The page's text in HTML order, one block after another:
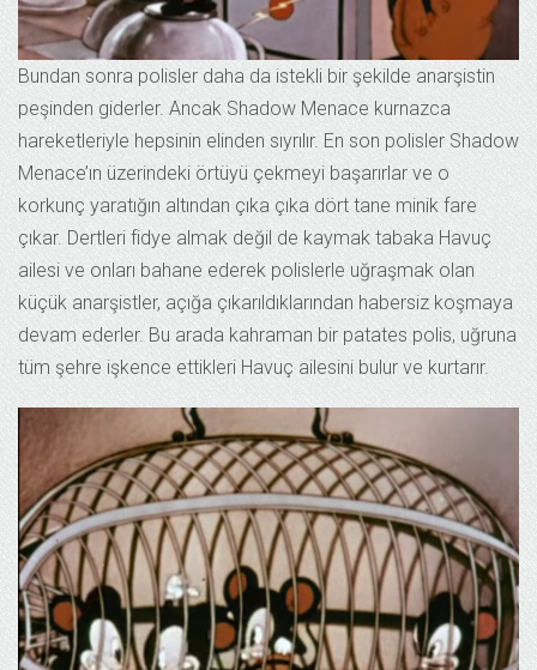
Bundan sonra polisler daha da istekli bir şekilde anarşistin
peşinden giderler. Ancak Shadow Menace kurnazca
hareketleriyle hepsinin elinden sıyrılır. En son polisler Shadow
Menace’ın üzerindeki örtüyü çekmeyi başarırlar ve o
korkunç yaratığın altından çıka çıka dört tane minik fare
çıkar. Dertleri fidye almak değil de kaymak tabaka Havuç
ailesi ve onları bahane ederek polislerle uğraşmak olan
küçük anarşistler, açığa çıkarıldıklarından habersiz koşmaya
devam ederler. Bu arada kahraman bir patates polis, uğruna
tüm şehre işkence ettikleri Havuç ailesini bulur ve kurtarır.